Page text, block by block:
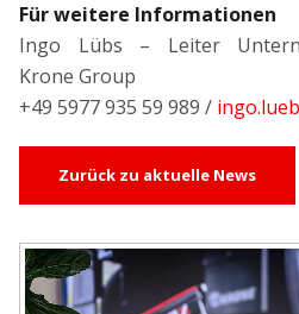
Für weitere Informationen
Ingo Lübs – Leiter
Krone Group
+49 5977 935 59 989 /
Zurück zu aktuelle News